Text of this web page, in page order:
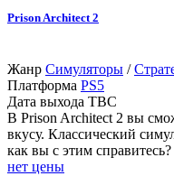
Prison Architect 2
Жанр Симуляторы /
Платформа PS5
Дата выхода TBC
В Prison Architect 2 вы
вкусу. Классический
как вы с этим справитесь?
нет цены